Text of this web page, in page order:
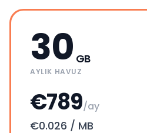
30 GB
AYLIK HAVUZ
€789/ay
€0.026 / MB